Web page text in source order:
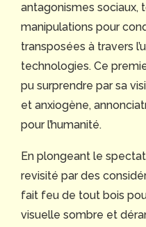
antagonismes sociaux,
manipulations pour
transposées à travers
technologies. Ce
pu surprendre par sa
et anxiogène,
pour l’humanité.
En plongeant le
revisité par des
fait feu de tout bois
visuelle sombre et